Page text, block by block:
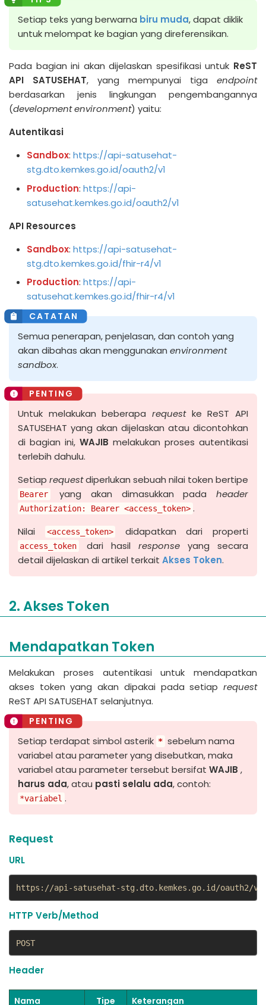
Setiap teks yang berwarna biru muda, dapat diklik
untuk melompat ke bagian yang direferensikan.
Pada bagian ini akan dijelaskan spesifikasi untuk ReST
API SATUSEHAT, yang mempunyai tiga endpoint
berdasarkan jenis lingkungan pengembangannya
(development environment) yaitu:
Autentikasi
Sandbox: https://api-satusehat-
stg.dto.kemkes.go.id/oauth2/v1
Production: https://api-
satusehat.kemkes.go.id/oauth2/v1
API Resources
Sandbox: https://api-satusehat-
stg.dto.kemkes.go.id/fhir-r4/v1
Production: https://api-
satusehat.kemkes.go.id/fhir-r4/v1
Semua penerapan, penjelasan, dan contoh yang
akan dibahas akan menggunakan environment
sandbox.
Untuk melakukan beberapa requestke ReST API
SATUSEHAT yang akan dijelaskan atau dicontohkan
di bagian ini, WAJIB melakukan proses autentikasi
terlebih dahulu.
Setiap requestdiperlukan sebuah nilai token bertipe
Bearer yang akan dimasukkan pada header
Authorization: Bearer <access_token> .
Nilai
<access_token> didapatkan dari properti
access_token dari hasil responseyang secara
detail dijelaskan di artikel terkait Akses Token.
2. Akses Token
Mendapatkan Token
Melakukan proses autentikasi untuk mendapatkan
akses token yang akan dipakai pada setiap request
ReST API SATUSEHAT selanjutnya.
Setiap terdapat simbol asterik * sebelum nama
variabel atau parameter yang disebutkan, maka
variabel atau parameter tersebut bersifat WAJIB ,
harus ada, atau pasti selalu ada, contoh:
*variabel .
Request
URL
https://api-satusehat-stg.dto.kemkes.go.id/oauth2/v1/
HTTP Verb/Method
POST
Header
Nama Tipe Keterangan